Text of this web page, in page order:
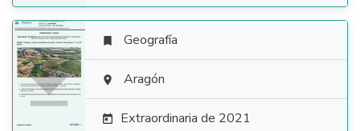

 Geografía
 Aragón
 Extraordinaria de 2021